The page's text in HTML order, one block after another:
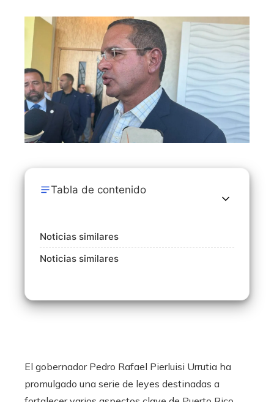
Tabla de contenido
Noticias similares
Noticias similares
El gobernador Pedro Rafael Pierluisi Urrutia ha
promulgado una serie de leyes destinadas a